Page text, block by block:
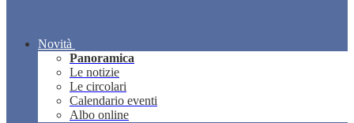
Novità
Panoramica
Le notizie
Le circolari
Calendario eventi
Albo online